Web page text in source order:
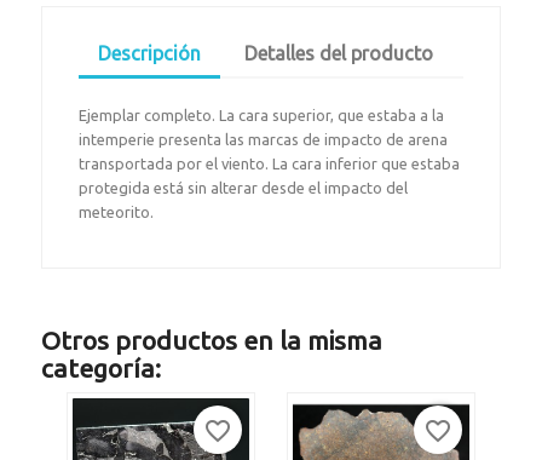
Descripción Detalles del producto
Ejemplar completo. La cara superior, que estaba a la
intemperie presenta las marcas de impacto de arena
transportada por el viento. La cara inferior que estaba
protegida está sin alterar desde el impacto del
meteorito.
Otros productos en la misma
categoría:
favorite_border favorite_border